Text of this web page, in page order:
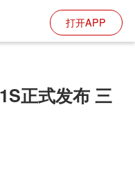
打开APP
正式发布 三